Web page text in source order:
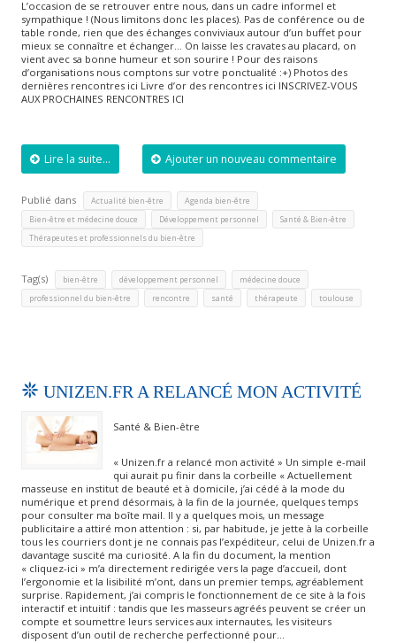
L’occasion de se retrouver entre nous, dans un cadre informel et
sympathique ! (Nous limitons donc les places). Pas de conférence ou de
table ronde, rien que des échanges conviviaux autour d’un buffet pour
mieux se connaître et échanger… On laisse les cravates au placard, on
vient avec sa bonne humeur et son sourire ! Pour des raisons
d’organisations nous comptons sur votre ponctualité :+) Photos des
dernières rencontres ici Livre d’or des rencontres ici INSCRIVEZ-VOUS
AUX PROCHAINES RENCONTRES ICI
Lire la suite... Ajouter un nouveau commentaire
Publié dans Actualité bien-être Agenda bien-être
Bien-être et médecine douce Développement personnel Santé & Bien-être
Thérapeutes et professionnels du bien-être
Tag(s) bien-être développement personnel médecine douce
professionnel du bien-être rencontre santé thérapeute toulouse
UNIZEN.FR A RELANCÉ MON ACTIVITÉ
Santé & Bien-être
« Unizen.fr a relancé mon activité » Un simple e-mail
qui aurait pu finir dans la corbeille « Actuellement
masseuse en institut de beauté et à domicile, j’ai cédé à la mode du
numérique et prend désormais, à la fin de la journée, quelques temps
pour consulter ma boîte mail. Il y a quelques mois, un message
publicitaire a attiré mon attention : si, par habitude, je jette à la corbeille
tous les courriers dont je ne connais pas l’expéditeur, celui de Unizen.fr a
davantage suscité ma curiosité. A la fin du document, la mention
« cliquez-ici » m’a directement redirigée vers la page d’accueil, dont
l’ergonomie et la lisibilité m’ont, dans un premier temps, agréablement
surprise. Rapidement, j’ai compris le fonctionnement de ce site à la fois
interactif et intuitif : tandis que les masseurs agréés peuvent se créer un
compte et soumettre leurs services aux internautes, les visiteurs
disposent d’un outil de recherche perfectionné pour…